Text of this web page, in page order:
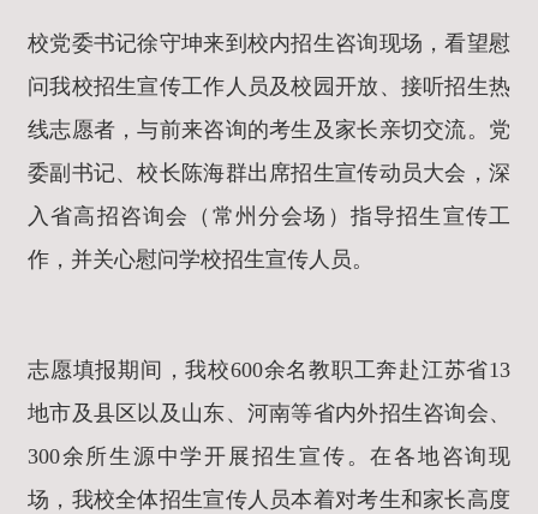
校党委书记徐守坤来到校内招生咨询现场，看望慰
问我校招生宣传工作人员及校园开放、接听招生热
线志愿者，与前来咨询的考生及家长亲切交流。党
委副书记、校长陈海群出席招生宣传动员大会，深
入省高招咨询会（常州分会场）指导招生宣传工
作，并关心慰问学校招生宣传人员。
志愿填报期间，我校600余名教职工奔赴江苏省13
地市及县区以及山东、河南等省内外招生咨询会、
300余所生源中学开展招生宣传。在各地咨询现
场，我校全体招生宣传人员本着对考生和家长高度